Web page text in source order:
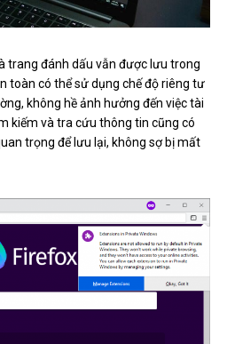
trang đánh dấu vẫn được lưu trong
toàn có thể sử dụng chế độ riêng tư
không hề ảnh hưởng đến việc tài
kiếm và tra cứu thông tin cũng có
trọng để lưu lại, không sợ bị mất